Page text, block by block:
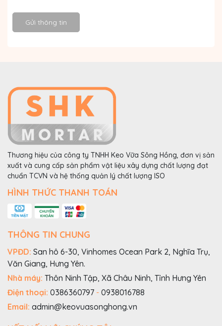
Gửi thông tin
Thương hiệu của công ty TNHH Keo Vữa Sông Hồng, đơn vị sản
xuất và cung cấp sản phẩm vật liệu xây dựng chất lượng đạt
chuẩn TCVN và hệ thống quản lý chất lượng ISO
HÌNH THỨC THANH TOÁN
THÔNG TIN CHUNG
VPĐD: San hô 6-30, Vinhomes Ocean Park 2, Nghĩa Trụ,
Văn Giang, Hưng Yên.
Nhà máy: Thôn Ninh Tập, Xã Châu Ninh, Tỉnh Hưng Yên
Điện thoại: 0386360797 - 0938016788
Email: admin@keovuasonghong.vn